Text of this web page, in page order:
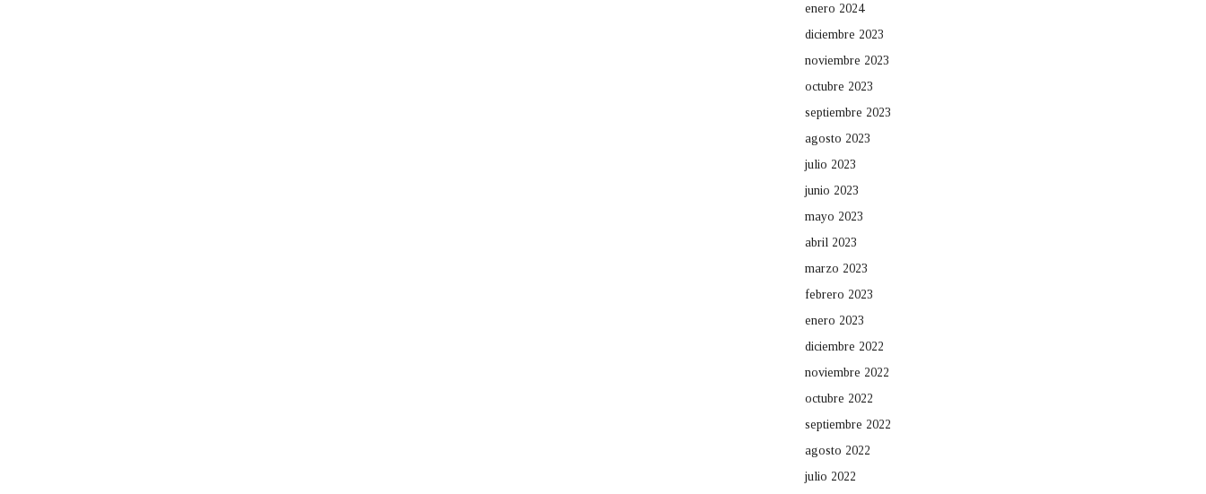
enero 2024
diciembre 2023
noviembre 2023
octubre 2023
septiembre 2023
agosto 2023
julio 2023
junio 2023
mayo 2023
abril 2023
marzo 2023
febrero 2023
enero 2023
diciembre 2022
noviembre 2022
octubre 2022
septiembre 2022
agosto 2022
julio 2022